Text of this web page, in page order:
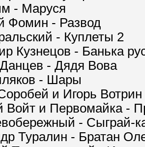
- Маруся
Фомин - Развод
- Куплеты 2
Кузнецов - Банька
- Дядя Вова
- Шары
и Игорь
Войт и Первомайка -
- Сыграй-
Туралин - Братан